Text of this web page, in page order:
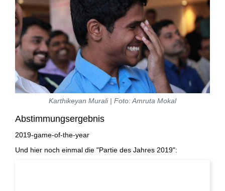
Karthikeyan Murali | Foto: Amruta Mokal
Abstimmungsergebnis
2019-game-of-the-year
Und hier noch einmal die "Partie des Jahres 2019":